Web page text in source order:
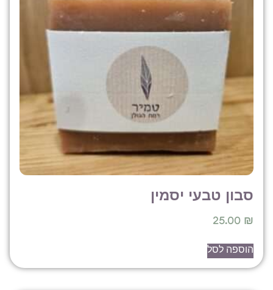
טבעי יסמין
25.00
לסל